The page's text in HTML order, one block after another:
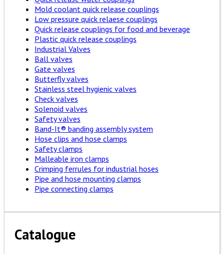
Mold coolant quick release couplings
Low pressure quick relaese couplings
Quick release couplings for food and beverage
Plastic quick release couplings
Industrial Valves
Ball valves
Gate valves
Butterfly valves
Stainless steel hygienic valves
Check valves
Solenoid valves
Safety valves
Band-It® banding assembly system
Hose clips and hose clamps
Safety clamps
Malleable iron clamps
Crimping ferrules for industrial hoses
Pipe and hose mounting clamps
Pipe connecting clamps
Catalogue